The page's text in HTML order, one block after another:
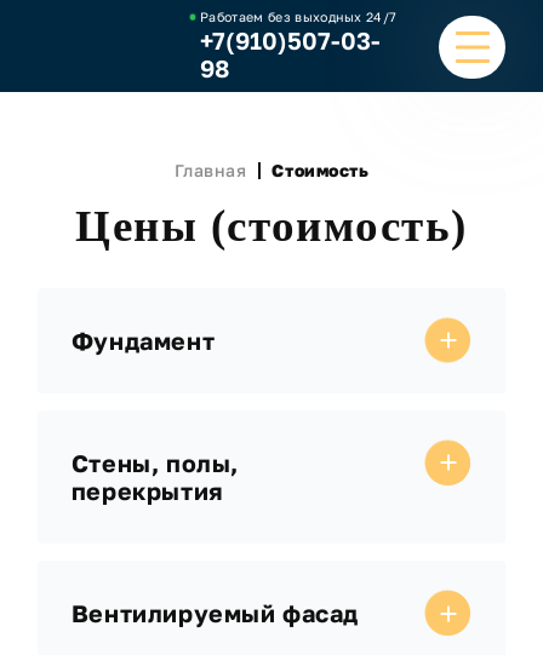
Работаем без выходных24/7
+7(910)507-03-
98
УСЛУГИ
ЦЕНЫ
ОТЗЫВЫ И ВИДЕО
КОНТАКТЫ
Главная Стоимость
Цены (стоимость)
Фундамент
Стены, полы,
перекрытия
Вентилируемый фасад